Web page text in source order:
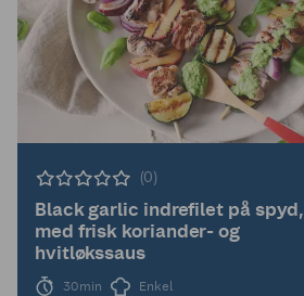
(0)
Black garlic indrefilet på spyd,
med frisk koriander- og
hvitløkssaus
30min Enkel